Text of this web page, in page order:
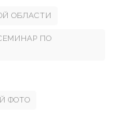
ОБЛАСТИ
ПО
ФОТО